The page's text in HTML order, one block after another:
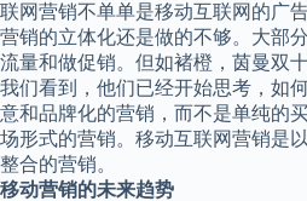
联网营销不单单是移动互联网的广
营销的立体化还是做的不够。大部
流量和做促销。但如褚橙，茵曼双
我们看到，他们已经开始思考，如
意和品牌化的营销，而不是单纯的
场形式的营销。移动互联网营销是
整合的营销。
移动营销的未来趋势